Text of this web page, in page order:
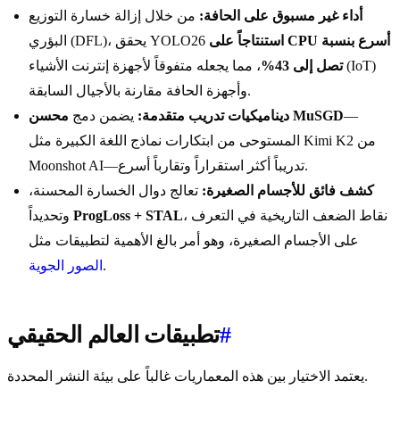
أداء غير مسبوق على الحافة: من خلال إزالة خسارة التوزيع
البؤري (DFL)، يحقق YOLO26 استنتاجاً على CPU أسرع بنسبة
تصل إلى 43%
، مما يجعله متفوقاً لأجهزة إنترنت الأشياء (IoT)
وأجهزة الحافة مقارنة بالأجيال السابقة.
ديناميكيات تدريب متقدمة: يضمن دمج محسن MuSGD—
المستوحى من ابتكارات نماذج اللغة الكبيرة مثل Kimi K2 من
Moonshot AI—تدريباً أكثر استقراراً وتقارباً أسرع.
كشف فائق للأجسام الصغيرة: تعالج دوال الخسارة المحسنة،
ProgLoss + STAL، نقاط الضعف التاريخية في التعرف
على الأجسام الصغيرة، وهو أمر بالغ الأهمية لتطبيقات مثل
الصور الجوية .
تطبيقات العالم الحقيقي#
يعتمد الاختيار بين هذه المعماريات غالباً على بيئة النشر المحددة.